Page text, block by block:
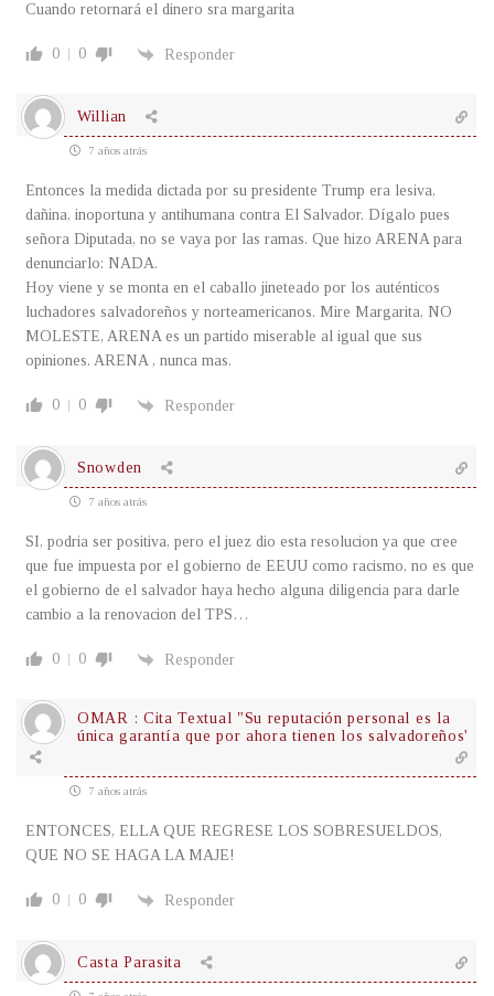
Cuando retornará el dinero sra margarita
0 0 Responder
Willian
7 años atrás
Entonces la medida dictada por su presidente Trump era lesiva,
dañina, inoportuna y antihumana contra El Salvador. Dígalo pues
señora Diputada, no se vaya por las ramas. Que hizo ARENA para
denunciarlo: NADA.
Hoy viene y se monta en el caballo jineteado por los auténticos
luchadores salvadoreños y norteamericanos. Mire Margarita, NO
MOLESTE, ARENA es un partido miserable al igual que sus
opiniones. ARENA , nunca mas.
0 0 Responder
Snowden
7 años atrás
SI, podria ser positiva, pero el juez dio esta resolucion ya que cree
que fue impuesta por el gobierno de EEUU como racismo, no es que
el gobierno de el salvador haya hecho alguna diligencia para darle
cambio a la renovacion del TPS…
0 0 Responder
OMAR : Cita Textual "Su reputación personal es la
única garantía que por ahora tienen los salvadoreños'
7 años atrás
ENTONCES, ELLA QUE REGRESE LOS SOBRESUELDOS,
QUE NO SE HAGA LA MAJE!
0 0 Responder
Casta Parasita